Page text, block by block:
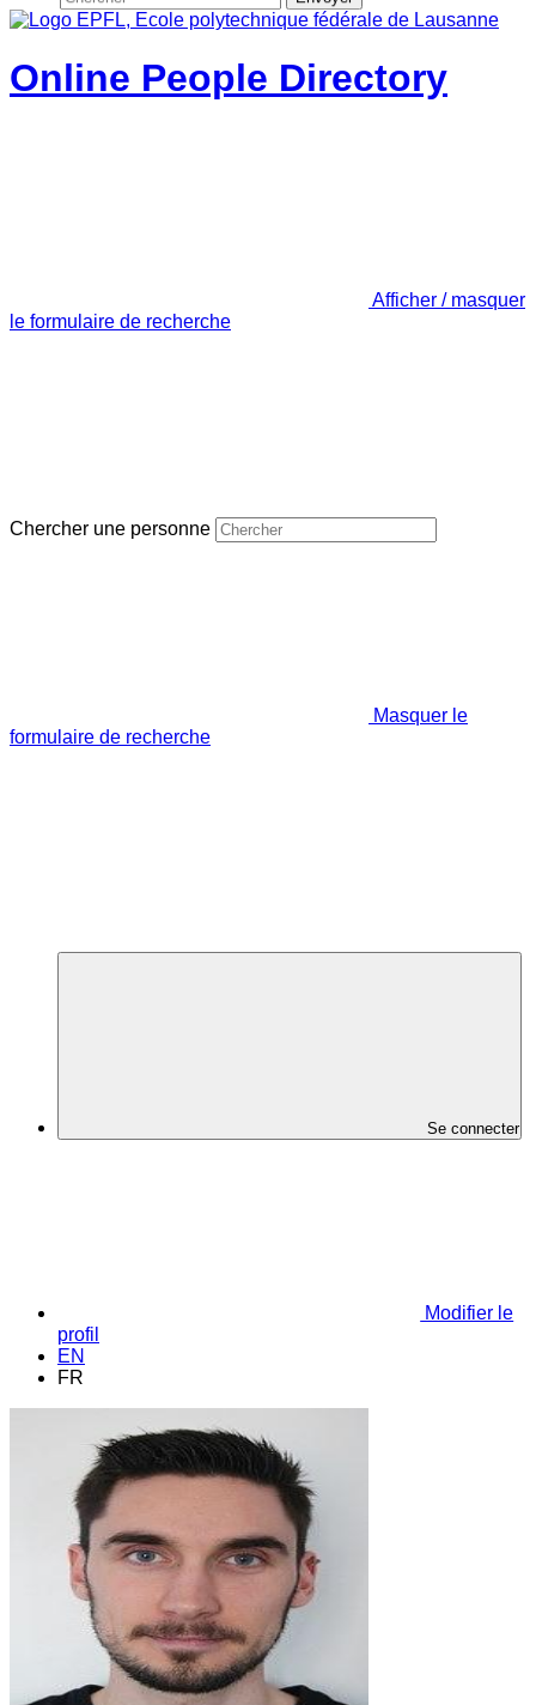
Online People Directory
Afficher / masquer
le formulaire de recherche
Chercher une personne
Masquer le
formulaire de recherche
Se connecter
Modifier le
profil
EN
FR